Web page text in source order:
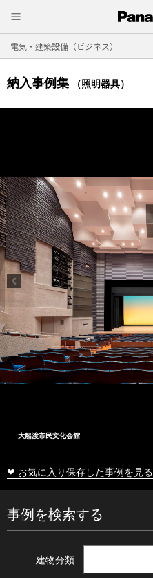
電気・建築設備（ビジネス）
納入事例集 （照明器具）
大船渡市民文化会館
❤ お気に入り保存した事例を見る
事例を検索する
建物分類